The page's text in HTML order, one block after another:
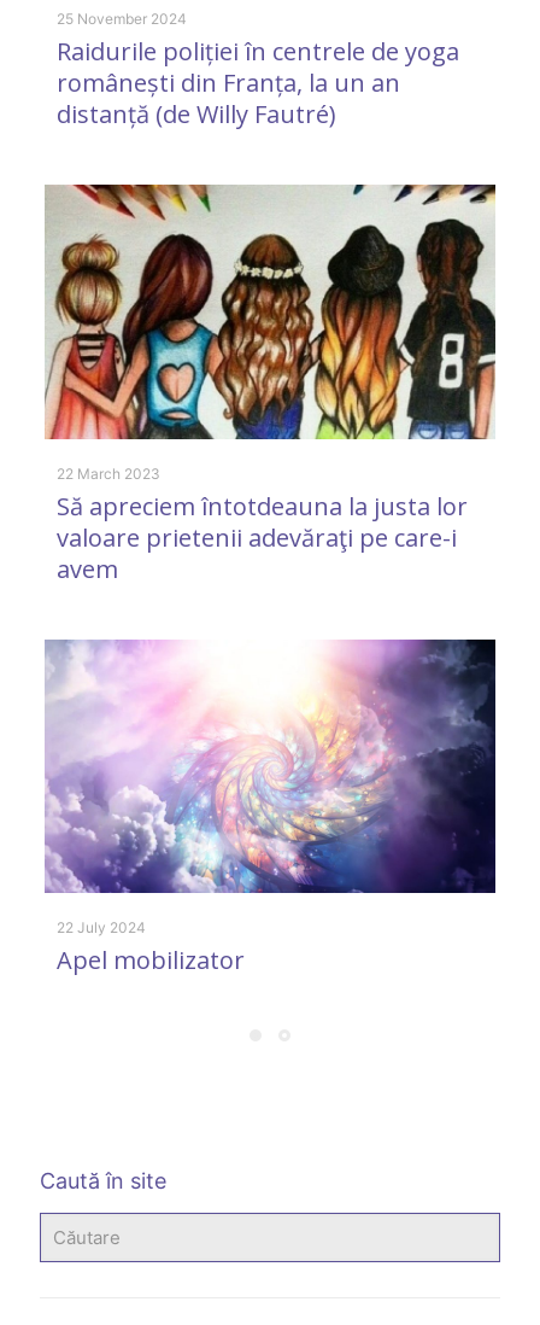
25 November 2024
Raidurile poliției în centrele de yoga
românești din Franța, la un an
distanță (de Willy Fautré)
22 March 2023
Să apreciem întotdeauna la justa lor
valoare prietenii adevăraţi pe care-i
avem
22 July 2024
Apel mobilizator
Caută în site